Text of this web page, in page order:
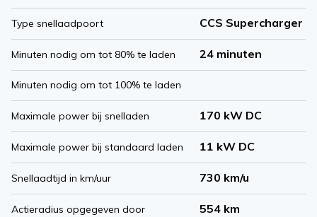
Type snellaadpoort CCS Supercharger
Minuten nodig om tot 80% te laden 24 minuten
Minuten nodig om tot 100% te laden
Maximale power bij snelladen 170 kW DC
Maximale power bij standaard laden 11 kW DC
Snellaadtijd in km/uur 730 km/u
Actieradius opgegeven door
554 km